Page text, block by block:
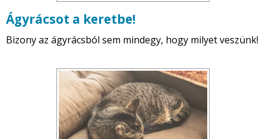
Ágyrácsot a keretbe!
Bizony az ágyrácsból sem mindegy, hogy milyet veszünk!